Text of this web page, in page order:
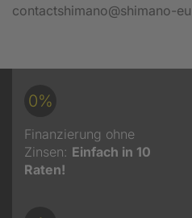
contactshimano@shimano-
0%
Finanzierung ohne
Zinsen: Einfach in 10
Raten!